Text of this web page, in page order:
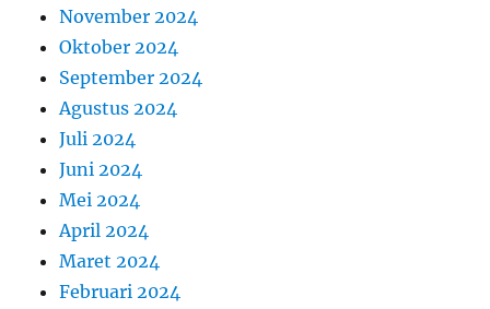
November 2024
Oktober 2024
September 2024
Agustus 2024
Juli 2024
Juni 2024
Mei 2024
April 2024
Maret 2024
Februari 2024